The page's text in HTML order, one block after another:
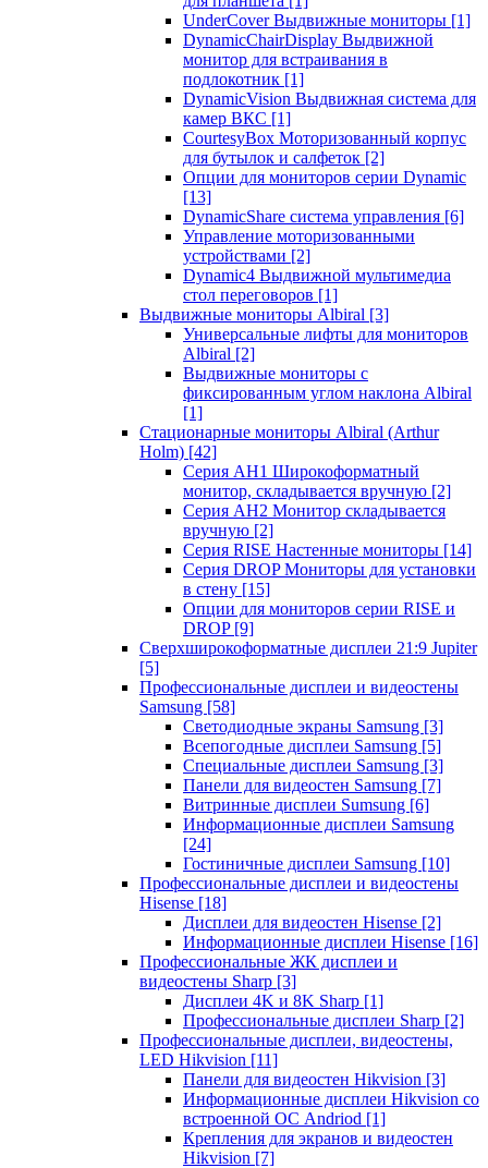
UnderCover Выдвижные мониторы [1]
DynamicChairDisplay Выдвижной
монитор для встраивания в
подлокотник [1]
DynamicVision Выдвижная система для
камер ВКС [1]
CourtesyBox Моторизованный корпус
для бутылок и салфеток [2]
Опции для мониторов серии Dynamic
[13]
DynamicShare система управления [6]
Управление моторизованными
устройствами [2]
Dynamic4 Выдвижной мультимедиа
стол переговоров [1]
Выдвижные мониторы Albiral [3]
Универсальные лифты для мониторов
Albiral [2]
Выдвижные мониторы с
фиксированным углом наклона Albiral
[1]
Стационарные мониторы Albiral (Arthur
Holm) [42]
Серия AH1 Широкоформатный
монитор, складывается вручную [2]
Серия AH2 Монитор складывается
вручную [2]
Серия RISE Настенные мониторы [14]
Серия DROP Мониторы для установки
в стену [15]
Опции для мониторов серии RISE и
DROP [9]
Сверхширокоформатные дисплеи 21:9 Jupiter
[5]
Профессиональные дисплеи и видеостены
Samsung [58]
Светодиодные экраны Samsung [3]
Всепогодные дисплеи Samsung [5]
Специальные дисплеи Samsung [3]
Панели для видеостен Samsung [7]
Витринные дисплеи Sumsung [6]
Информационные дисплеи Samsung
[24]
Гостиничные дисплеи Samsung [10]
Профессиональные дисплеи и видеостены
Hisense [18]
Дисплеи для видеостен Hisense [2]
Информационные дисплеи Hisense [16]
Профессиональные ЖК дисплеи и
видеостены Sharp [3]
Дисплеи 4K и 8K Sharp [1]
Профессиональные дисплеи Sharp [2]
Профессиональные дисплеи, видеостены,
LED Hikvision [11]
Панели для видеостен Hikvision [3]
Информационные дисплеи Hikvision со
встроенной ОС Andriod [1]
Крепления для экранов и видеостен
Hikvision [7]